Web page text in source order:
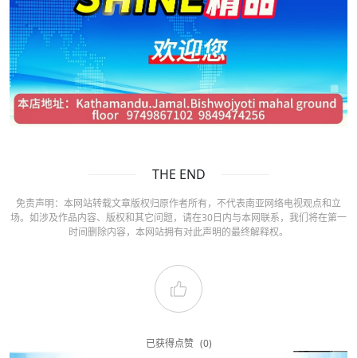
THE END
免责声明：本网站转载文章版权归原作者所有，不代表南亚网络电视观点和立
场。如涉及作品内容、版权和其它问题，请在30日内与本网联系，我们将在第一
时间删除内容，本网站拥有对此声明的最终解释权。
已获得点赞 (0)